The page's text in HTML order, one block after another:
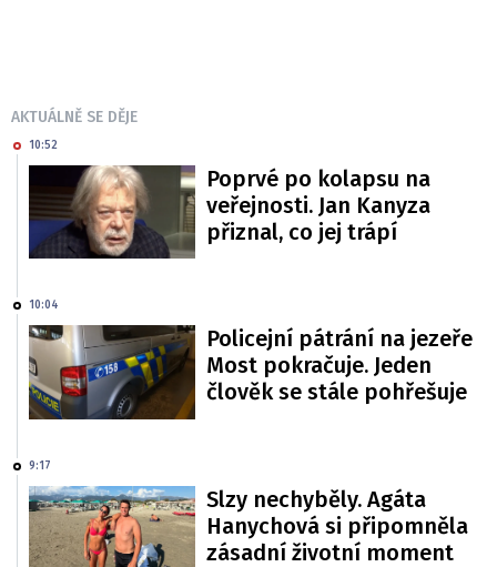
AKTUÁLNĚ SE DĚJE
10:52
Poprvé po kolapsu na
veřejnosti. Jan Kanyza
přiznal, co jej trápí
10:04
Policejní pátrání na jezeře
Most pokračuje. Jeden
člověk se stále pohřešuje
9:17
Slzy nechyběly. Agáta
Hanychová si připomněla
zásadní životní moment